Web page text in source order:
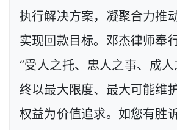
执行解决方案，凝聚合力推
实现回款目标。邓杰律师奉
“受人之托、忠人之事、成
终以最大限度、最大可能维
权益为价值追求。如您有胜